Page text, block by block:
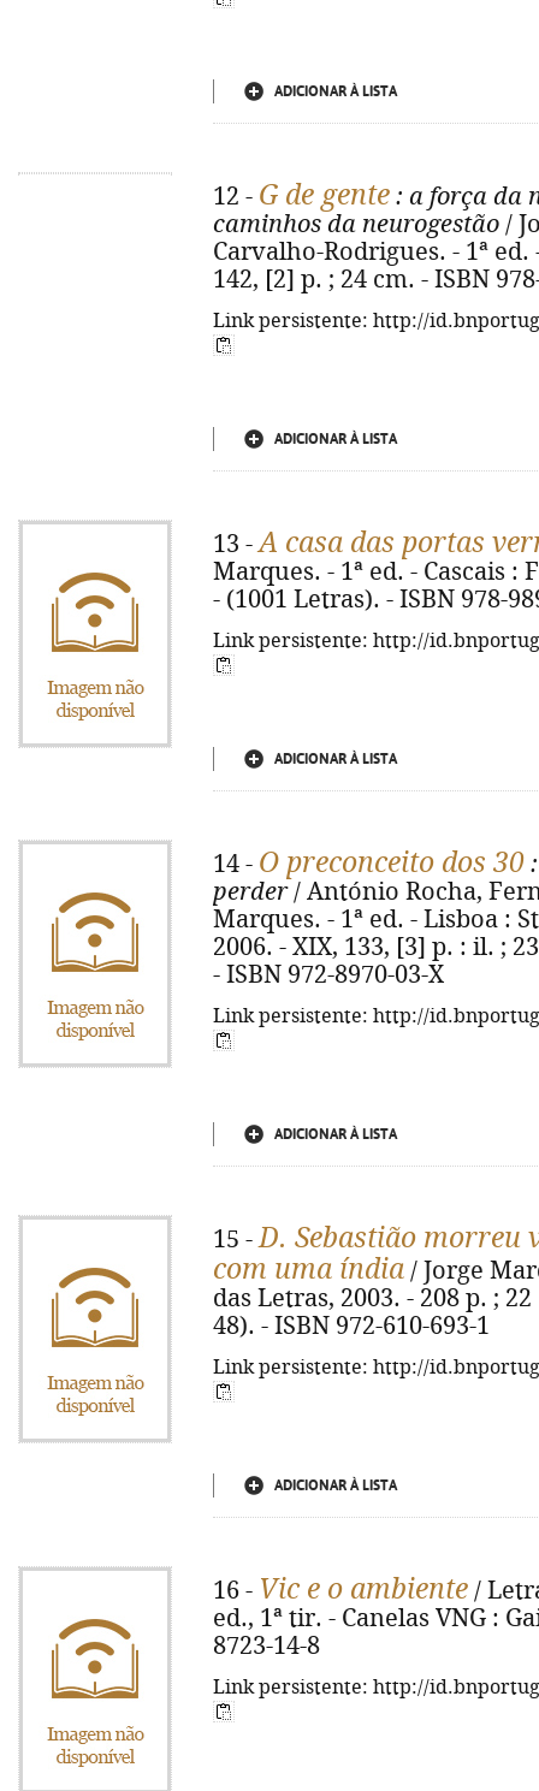
ADICIONAR À LISTA
12 - G de gente : a força da
caminhos da neurogestão /
Carvalho-Rodrigues. - 1ª ed.
142, [2] p. ; 24 cm. - ISBN
Link persistente: http://
ADICIONAR À LISTA
13 -A casa das portas
Marques. - 1ª ed. - Cascais :
- (1001 Letras). - ISBN 978-
Link persistente: http://
ADICIONAR À LISTA
14 - O preconceito dos 30
perder/ António Rocha,
Marques. - 1ª ed. - Lisboa :
2006. - XIX, 133, [3] p. : il. ;
- ISBN 972-8970-03-X
Link persistente: http://
ADICIONAR À LISTA
15 -D. Sebastião morreu
com uma índia / Jorge
das Letras, 2003. - 208 p. ;
48). - ISBN 972-610-693-1
Link persistente: http://
ADICIONAR À LISTA
16 - Vic e o ambiente /
ed., 1ª tir. - Canelas VNG :
8723-14-8
Link persistente: http://